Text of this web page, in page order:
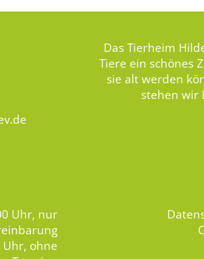
Das Tierheim
Tiere ein schönes
sie alt werden
stehen wir
Uhr, nur
Uhr, ohne